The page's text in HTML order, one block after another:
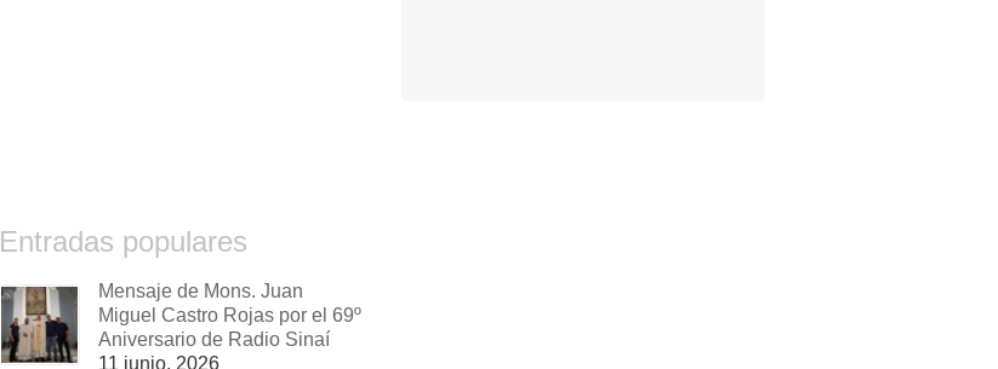
Entradas populares
Mensaje de Mons. Juan
Miguel Castro Rojas por el 69º
Aniversario de Radio Sinaí
11 junio, 2026